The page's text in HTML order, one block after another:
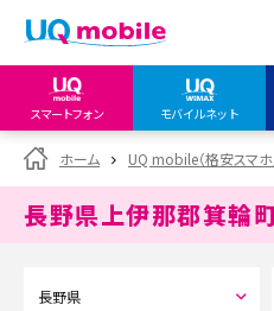
スマートフォン モバイルネット
my UQ WiMAX
UQ WiMAX ご契約の方
My UQ mobile
UQ mobile
オンラインショップ
UQ WiMAX
UQ mobile
販売店舗
UQ WiMAX
ホーム UQ mobile（格安スマホ
長野県上伊那郡箕輪